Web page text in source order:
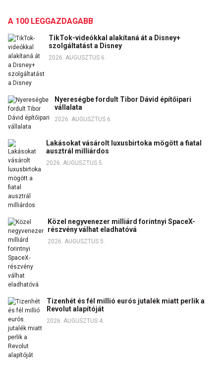
A 100 LEGGAZDAGABB
TikTok-videókkal alakítaná át a Disney+
szolgáltatást a Disney
2026. AUGUSZTUS 6.
Nyereségbe fordult Tibor Dávid építőipari
vállalata
2026. AUGUSZTUS 6.
Lakásokat vásárolt luxusbirtoka mögött a fiatal
ausztrál milliárdos
2026. AUGUSZTUS 5.
Közel negyvenezer milliárd forintnyi SpaceX-
részvény válhat eladhatóvá
2026. AUGUSZTUS 5.
Tizenhét és fél millió eurós jutalék miatt perlik a
Revolut alapítóját
2026. AUGUSZTUS 4.